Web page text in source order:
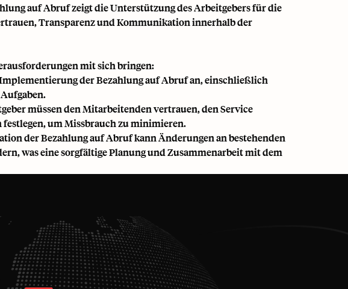
auf Abruf zeigt die Unterstützung des Arbeitgebers für die
Transparenz und Kommunikation innerhalb der
mit sich bringen:
der Bezahlung auf Abruf an, einschließlich
müssen den Mitarbeitenden vertrauen, den Service
um Missbrauch zu minimieren.
der Bezahlung auf Abruf kann Änderungen an bestehenden
was eine sorgfältige Planung und Zusammenarbeit mit dem